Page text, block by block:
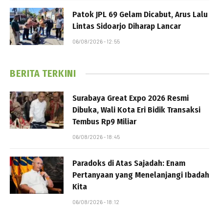
Patok JPL 69 Gelam Dicabut, Arus Lalu
Lintas Sidoarjo Diharap Lancar
06/08/2026 - 12:55
BERITA TERKINI
Surabaya Great Expo 2026 Resmi
Dibuka, Wali Kota Eri Bidik Transaksi
Tembus Rp9 Miliar
06/08/2026 - 18:45
Paradoks di Atas Sajadah: Enam
Pertanyaan yang Menelanjangi Ibadah
Kita
06/08/2026 - 18:12